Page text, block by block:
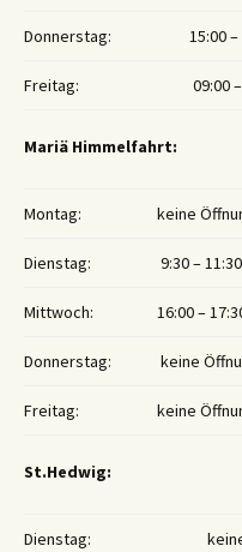
Donnerstag: 15:00
Freitag: 09:00
Mariä Himmelfahrt:
Montag: keine
Dienstag: 9:30 –
Mittwoch: 16:00 –
Donnerstag: keine
Freitag: keine
St.Hedwig:
Dienstag: